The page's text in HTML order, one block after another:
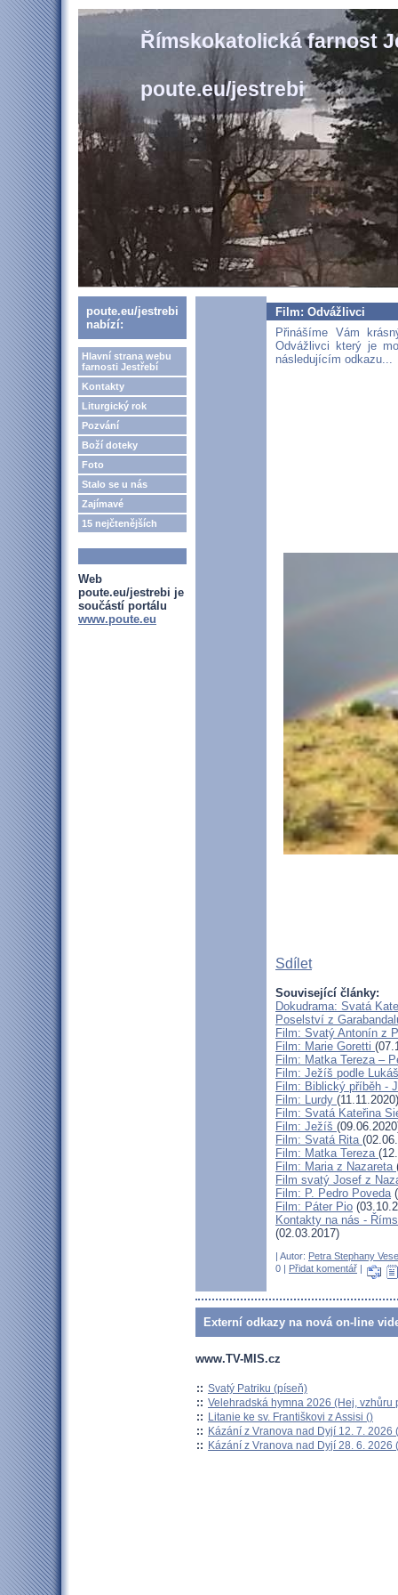
Římskokatolická farnost
poute.eu/jestrebi
poute.eu/jestrebi
nabízí:
Hlavní strana webu
farnosti Jestřebí
Kontakty
Liturgický rok
Pozvání
Boží doteky
Foto
Stalo se u nás
Zajímavé
15 nejčtenějších
Web
poute.eu/jestrebi je
součástí portálu
www.poute.eu
Film: Odvážlivci
Přinášíme Vám
Odvážlivci který je
následujícím odkazu...
Sdílet
Související články:
Dokudrama: Svatá
Poselství z
Film: Svatý Antonín z
Film: Marie Goretti
Film: Matka Tereza –
Film: Ježíš podle
Film: Biblický příběh -
Film: Lurdy (11.11.2020)
Film: Svatá Kateřina
Film: Ježíš
Film: Svatá Rita
Film: Matka Tereza
Film: Maria z Nazareta
Film svatý Josef z
Film: P. Pedro Poveda
Film: Páter Pio
Kontakty na nás -
(02.03.2017)
| Autor: Petra Stephany
0 | Přidat komentář |
Externí odkazy na nová on-line
www.TV-MIS.cz
:: Svatý Patriku (píseň)
:: Velehradská hymna 2026 (Hej, vzhůru
:: Litanie ke sv. Františkovi z Assisi ()
:: Kázání z Vranova nad Dyjí 12. 7. 2026
:: Kázání z Vranova nad Dyjí 28. 6. 2026